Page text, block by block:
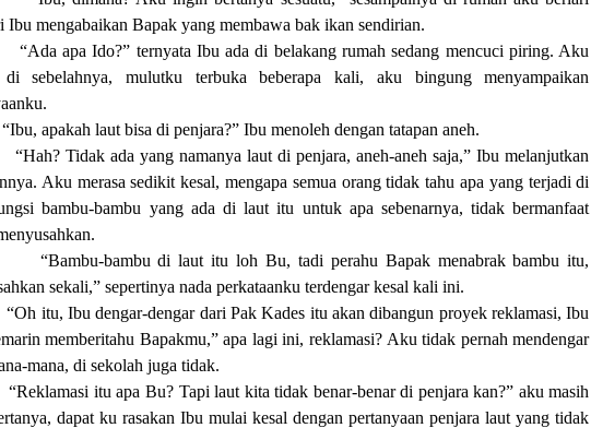
Ibu mengabaikan Bapak yang membawa bak ikan sendirian.
“Ada apa Ido?” ternyata Ibu ada di belakang rumah sedang mencuci piring. Aku
sebelahnya, mulutku terbuka beberapa kali, aku bingung menyampaikan
“Ibu, apakah laut bisa di penjara?” Ibu menoleh dengan tatapan aneh.
“Hah? Tidak ada yang namanya laut di penjara, aneh-aneh saja,” Ibu melanjutkan
Aku merasa sedikit kesal, mengapa semua orang tidak tahu apa yang terjadi di
bambu-bambu yang ada di laut itu untuk apa sebenarnya, tidak bermanfaat
“Bambu-bambu di laut itu loh Bu, tadi perahu Bapak menabrak bambu itu,
sekali,” sepertinya nada perkataanku terdengar kesal kali ini.
“Oh itu, Ibu dengar-dengar dari Pak Kades itu akan dibangun proyek reklamasi, Ibu
memberitahu Bapakmu,” apa lagi ini, reklamasi? Aku tidak pernah mendengar
mana, di sekolah juga tidak.
“Reklamasi itu apa Bu? Tapi laut kita tidak benar-benar di penjara kan?” aku masih
dapat ku rasakan Ibu mulai kesal dengan pertanyaan penjara laut yang tidak